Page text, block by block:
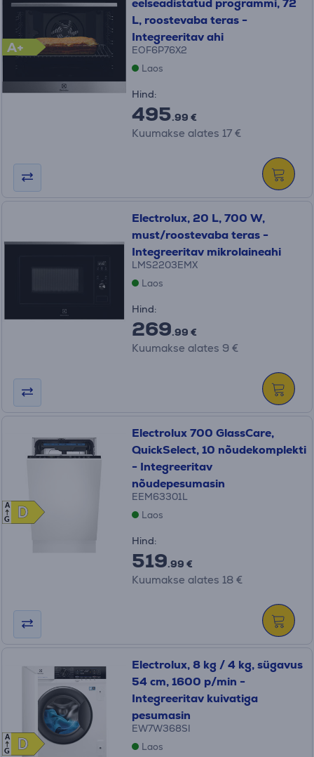
A+
L, roostevaba teras -
Integreeritav ahi
EOF6P76X2
Laos
Hind:
495.99 €
Kuumakse alates 17 €
Electrolux, 20 L, 700 W,
must/roostevaba teras -
Integreeritav mikrolaineahi
LMS2203EMX
Laos
Hind:
269.99 €
Kuumakse alates 9 €
D
D
A
G
Electrolux 700 GlassCare,
QuickSelect, 10 nõudekomplekti
- Integreeritav
nõudepesumasin
EEM63301L
Laos
Hind:
519.99 €
Kuumakse alates 18 €
D
D
A
G
Electrolux, 8 kg / 4 kg, sügavus
54 cm, 1600 p/min -
Integreeritav kuivatiga
pesumasin
EW7W368SI
Laos